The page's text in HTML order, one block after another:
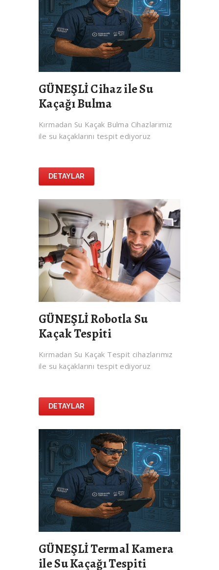
GÜNEŞLİ Cihaz ile Su
Kaçağı Bulma
Kırmadan Su Kaçak Bulma Cihazlarımız
ile su kaçaklarını tespit ediyoruz
DETAYLAR
GÜNEŞLİ Robotla Su
Kaçak Tespiti
Kırmadan Su Kaçak Tespit cihazlarımız
ile su kaçaklarını tespit ediyoruz
DETAYLAR
GÜNEŞLİ Termal Kamera
ile Su Kaçağı Tespiti